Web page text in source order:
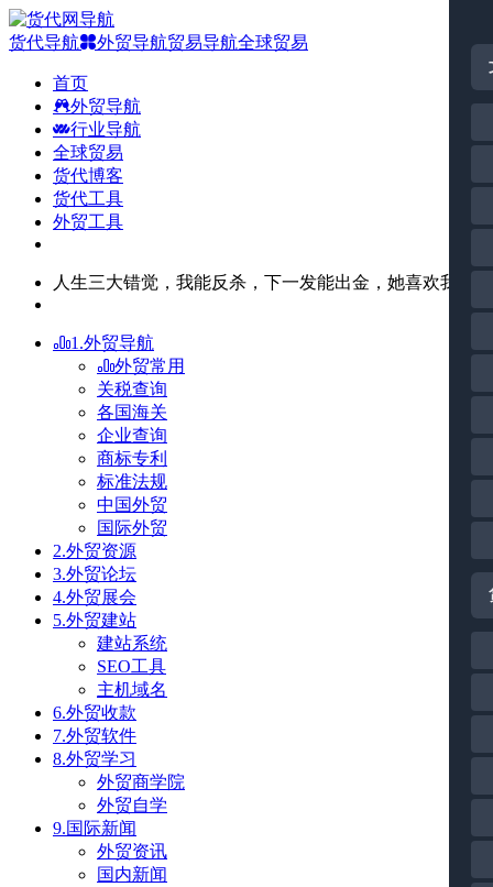
货代导航 外贸导航贸易导航全球贸易
首页
外贸导航
行业导航
全球贸易
货代博客
货代工具
外贸工具
人生三大错觉，我能反杀，下一发能出金，她喜欢我。
1.外贸导航
外贸常用
关税查询
各国海关
企业查询
商标专利
标准法规
中国外贸
国际外贸
2.外贸资源
3.外贸论坛
4.外贸展会
5.外贸建站
建站系统
SEO工具
主机域名
6.外贸收款
7.外贸软件
8.外贸学习
外贸商学院
外贸自学
9.国际新闻
外贸资讯
国内新闻